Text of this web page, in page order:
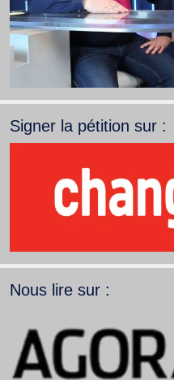
Signer la pétition sur :
Nous lire sur :